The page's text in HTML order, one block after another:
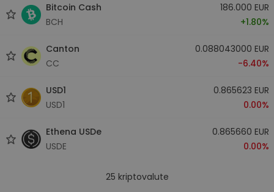
Bitcoin Cash
BCH
186.000 EUR
+1.80%
Canton
CC
0.088043000 EUR
-6.40%
USD1
USD1
0.865623 EUR
0.00%
Ethena USDe
USDE
0.865660 EUR
0.00%
25 kriptovalute